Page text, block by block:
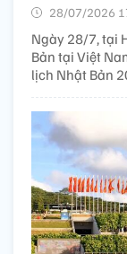
28/07/2026
Ngày 28/7, tại
Bản tại Việt
lịch Nhật Bản